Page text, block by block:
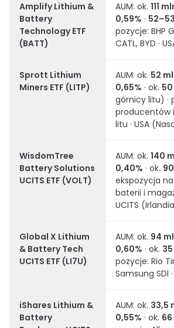
Amplify Lithium &
Battery
Technology ETF
(BATT)
AUM: ok. 111
0,59% ·
pozycje: BHP
CATL, BYD ·
Sprott Lithium
Miners ETF (LITP)
AUM: ok. 52
0,65% · ok.
górnicy litu) ·
producentów
litu · USA
WisdomTree
Battery Solutions
UCITS ETF (VOLT)
AUM: ok. 140
0,40% · ok.
ekspozycja
baterii i
UCITS
Global X Lithium
& Battery Tech
UCITS ETF (LI7U)
AUM: ok. 94
0,60% · ok.
pozycje: Rio
Samsung SDI
iShares Lithium &
Battery
AUM: ok. 33,5
0,55% · ok.